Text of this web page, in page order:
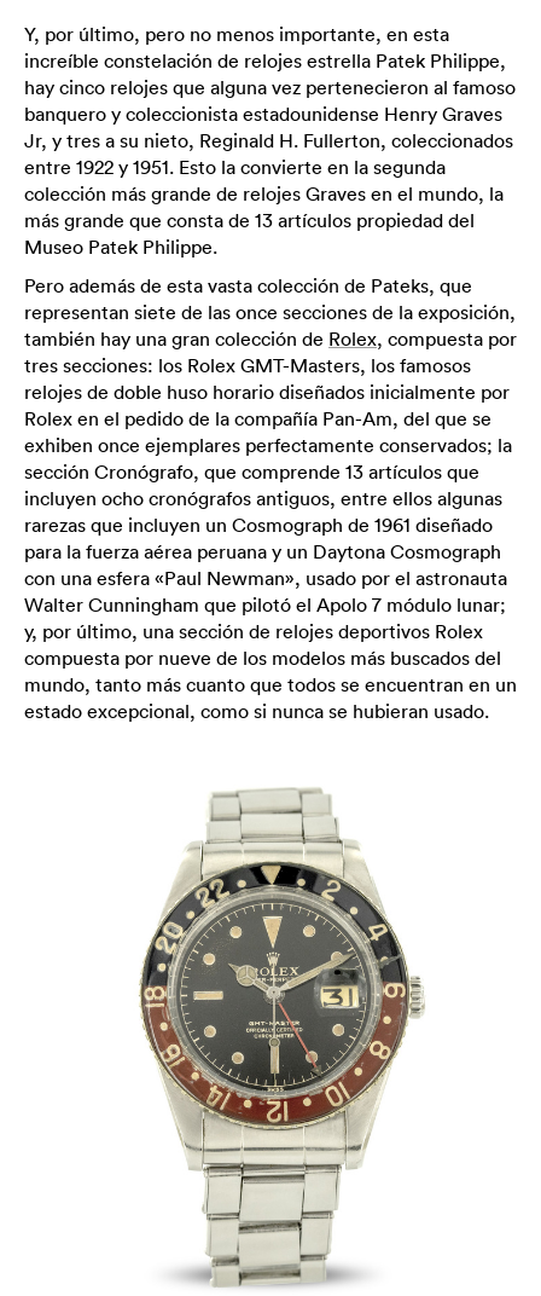
Y, por último, pero no menos importante, en esta
increíble constelación de relojes estrella Patek Philippe,
hay cinco relojes que alguna vez pertenecieron al famoso
banquero y coleccionista estadounidense Henry Graves
Jr, y tres a su nieto, Reginald H. Fullerton, coleccionados
entre 1922 y 1951. Esto la convierte en la segunda
colección más grande de relojes Graves en el mundo, la
más grande que consta de 13 artículos propiedad del
Museo Patek Philippe.
Pero además de esta vasta colección de Pateks, que
representan siete de las once secciones de la exposición,
también hay una gran colección de Rolex, compuesta por
tres secciones: los Rolex GMT-Masters, los famosos
relojes de doble huso horario diseñados inicialmente por
Rolex en el pedido de la compañía Pan-Am, del que se
exhiben once ejemplares perfectamente conservados; la
sección Cronógrafo, que comprende 13 artículos que
incluyen ocho cronógrafos antiguos, entre ellos algunas
rarezas que incluyen un Cosmograph de 1961 diseñado
para la fuerza aérea peruana y un Daytona Cosmograph
con una esfera «Paul Newman», usado por el astronauta
Walter Cunningham que pilotó el Apolo 7 módulo lunar;
y, por último, una sección de relojes deportivos Rolex
compuesta por nueve de los modelos más buscados del
mundo, tanto más cuanto que todos se encuentran en un
estado excepcional, como si nunca se hubieran usado.